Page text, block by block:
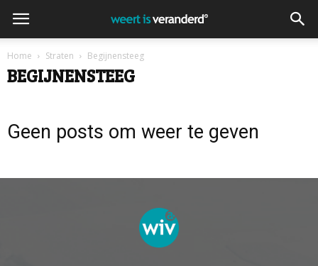
Home Straten Begijnensteeg
BEGIJNENSTEEG
Geen posts om weer te geven